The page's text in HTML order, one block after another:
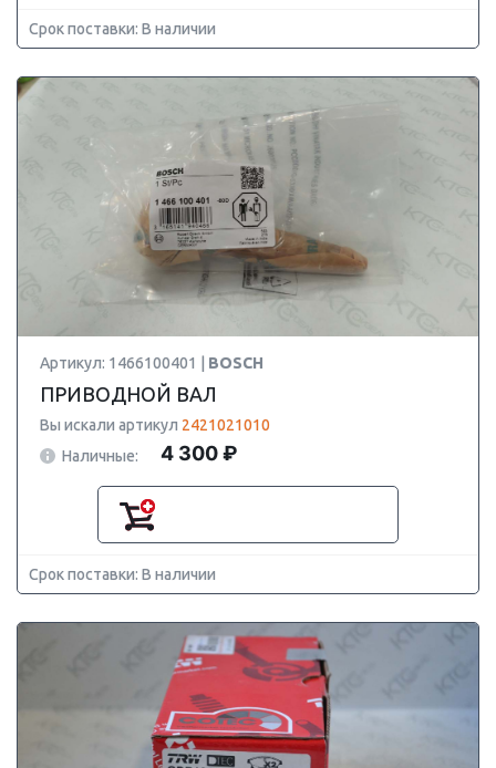
Срок поставки: В наличии
Артикул: 1466100401 | BOSCH
ПРИВОДНОЙ ВАЛ
Вы искали артикул 2421021010
Наличные:
4 300 ₽
Срок поставки: В наличии